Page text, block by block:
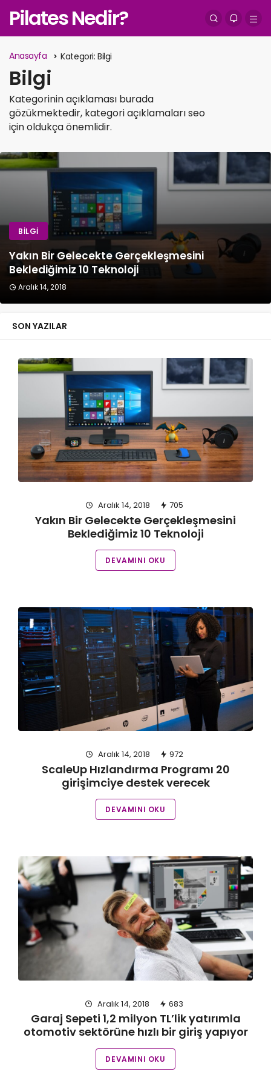
Pilates Nedir?
Anasayfa Kategori:Bilgi
Bilgi
Kategorinin açıklaması burada
gözükmektedir, kategori açıklamaları seo
için oldukça önemlidir.
BILGI
ScaleUp Hızlandırma Programı 20
destek verecek
SON YAZILAR
Aralık 14, 2018 705
Yakın Bir Gelecekte Gerçekleşmesini
Beklediğimiz 10 Teknoloji
DEVAMINI OKU
Aralık 14, 2018 972
ScaleUp Hızlandırma Programı 20
girişimciye destek verecek
DEVAMINI OKU
Aralık 14, 2018 683
Garaj Sepeti 1,2 milyon TL’lik yatırımla
otomotiv sektörüne hızlı bir giriş yapıyor
DEVAMINI OKU